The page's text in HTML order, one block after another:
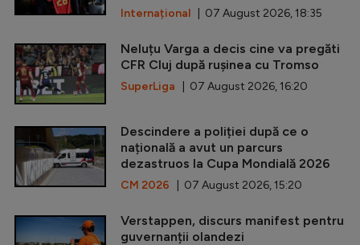
Internațional | 07 August 2026, 18:35
Neluțu Varga a decis cine va pregăti
CFR Cluj după rușinea cu Tromso
SuperLiga | 07 August 2026, 16:20
Descindere a poliției după ce o
națională a avut un parcurs
dezastruos la Cupa Mondială 2026
CM 2026 | 07 August 2026, 15:20
Verstappen, discurs manifest pentru
guvernanții olandezi